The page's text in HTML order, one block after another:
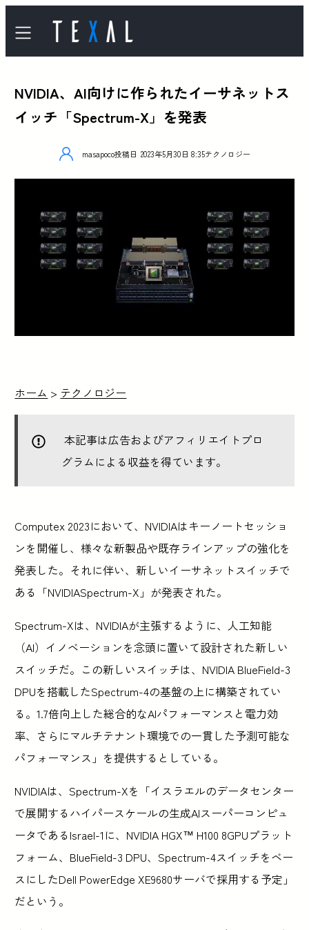
NVIDIA、AI向けに作られたイーサネットス
イッチ「Spectrum-X」を発表
masapoco投稿日 2023年5月30日 8:35テクノロジー
ホーム > テクノロジー
本記事は広告およびアフィリエイトプロ
グラムによる収益を得ています。
Computex 2023において、NVIDIAはキーノートセッショ
ンを開催し、様々な新製品や既存ラインアップの強化を
発表した。それに伴い、新しいイーサネットスイッチで
ある「NVIDIASpectrum-X」が発表された。
Spectrum-Xは、NVIDIAが主張するように、人工知能
（AI）イノベーションを念頭に置いて設計された新しい
スイッチだ。この新しいスイッチは、NVIDIA BlueField-3
DPUを搭載したSpectrum-4の基盤の上に構築されてい
る。1.7倍向上した総合的なAIパフォーマンスと電力効
率、さらにマルチテナント環境での一貫した予測可能な
パフォーマンス」を提供するとしている。
NVIDIAは、Spectrum-Xを「イスラエルのデータセンター
で展開するハイパースケールの生成AIスーパーコンピュ
ータであるIsrael-1に、NVIDIA HGX™ H100 8GPUプラット
フォーム、BlueField-3 DPU、Spectrum-4スイッチをベー
スにしたDell PowerEdge XE9680サーバで採用する予定」
だという。